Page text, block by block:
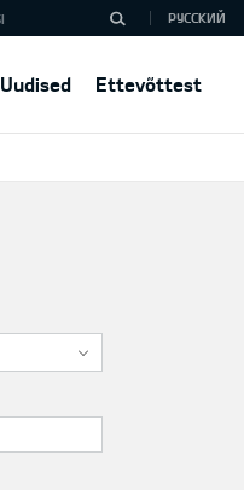
Uudised Ettevõttest
РУССКИЙ